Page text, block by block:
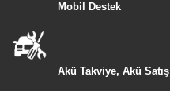
Mobil Destek
Akü Takviye, Akü Satış